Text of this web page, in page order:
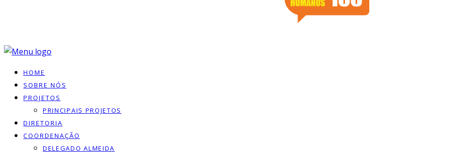
HOME
SOBRE NÓS
PROJETOS
PRINCIPAIS PROJETOS
DIRETORIA
COORDENAÇÃO
DELEGADO ALMEIDA